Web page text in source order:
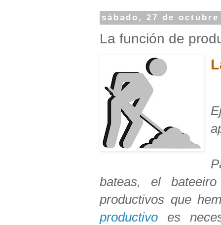
sábado, 27 de octubre
La función de
bateas, el
productivos que
productivo es